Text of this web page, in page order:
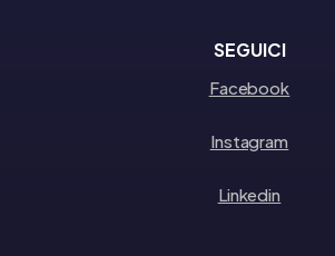
SEGUICI
Facebook
Instagram
Linkedin